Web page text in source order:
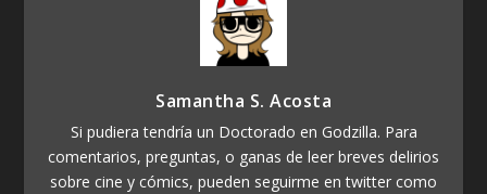
Samantha S. Acosta
Si pudiera tendría un Doctorado en Godzilla. Para
comentarios, preguntas, o ganas de leer breves delirios
sobre cine y cómics, pueden seguirme en twitter como